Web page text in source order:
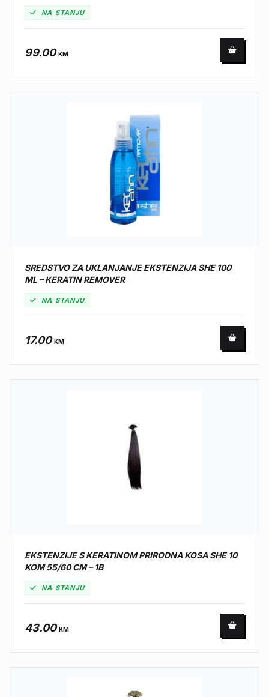
NA STANJU
99.00KM
SREDSTVO ZA UKLANJANJE EKSTENZIJA SHE 100
ML – KERATIN REMOVER
NA STANJU
17.00KM
EKSTENZIJE S KERATINOM PRIRODNA KOSA SHE 10
KOM 55/60 CM – 1B
NA STANJU
43.00KM